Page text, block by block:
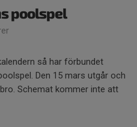
poolspel
så har förbundet
Den 15 mars utgår och
Schemat kommer inte att